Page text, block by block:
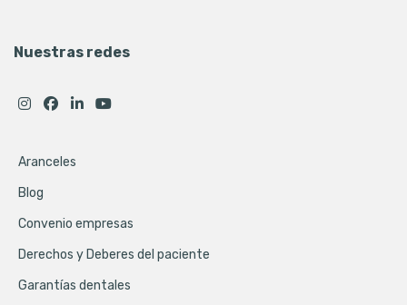
Nuestras redes
Aranceles
Blog
Convenio empresas
Derechos y Deberes del paciente
Garantías dentales